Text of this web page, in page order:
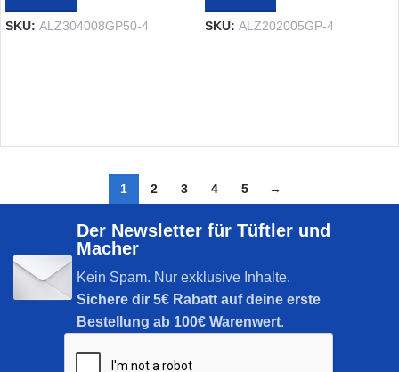
SKU: ALZ304008GP50-4 SKU: ALZ202005GP-4
1 2 3 4 5 →
Der Newsletter für Tüftler und
Macher
Kein Spam. Nur exklusive Inhalte.
Sichere dir 5€ Rabatt auf deine erste
Bestellung ab 100€ Warenwert.